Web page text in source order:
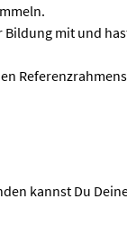
mit und
kannst Du